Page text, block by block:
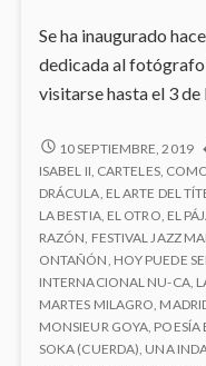
Se ha inaugurado
dedicada al
visitarse hasta el 3
‘FRANCISCO
ONTAÑÓN.
OFICIO
Y
CREACIÓN’
EN
EL
CANAL
DE
ISABEL
10 SEPTIEMBRE, 2019
ISABEL II, CARTELES,
DRÁCULA, EL ARTE DEL
LA BESTIA, EL OTRO, EL
RAZÓN, FESTIVAL JAZZ
ONTAÑÓN, HOY PUEDE
INTERNACIONAL NU-CA,
MARTES MILAGRO,
MONSIEUR GOYA, POESÍA
SOKA (CUERDA), UNA